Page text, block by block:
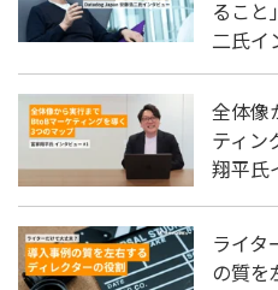
るこ
二氏イ
全体像
ティン
翔平氏
ライ
の質を